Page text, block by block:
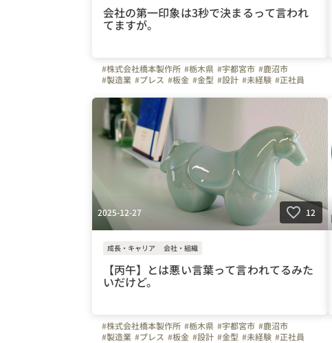
会社の第一印象は3秒で決まるって言われ
てますが。
#株式会社橋本製作所 #栃木県 #宇都宮市 #鹿沼市
#製造業 #プレス #板金 #金型 #設計 #未経験 #正社員
#週休二日制 #育休 #メンタルケア #ものづくり
#弊社のすごいところ
#写真で伝える会社の雰囲気
2025-12-27 12
成長・キャリア 会社・組織
【丙午】とは悪い言葉って言われてるみた
いだけど。
#株式会社橋本製作所 #栃木県 #宇都宮市 #鹿沼市
#製造業 #プレス #板金 #設計 #金型 #未経験 #正社員